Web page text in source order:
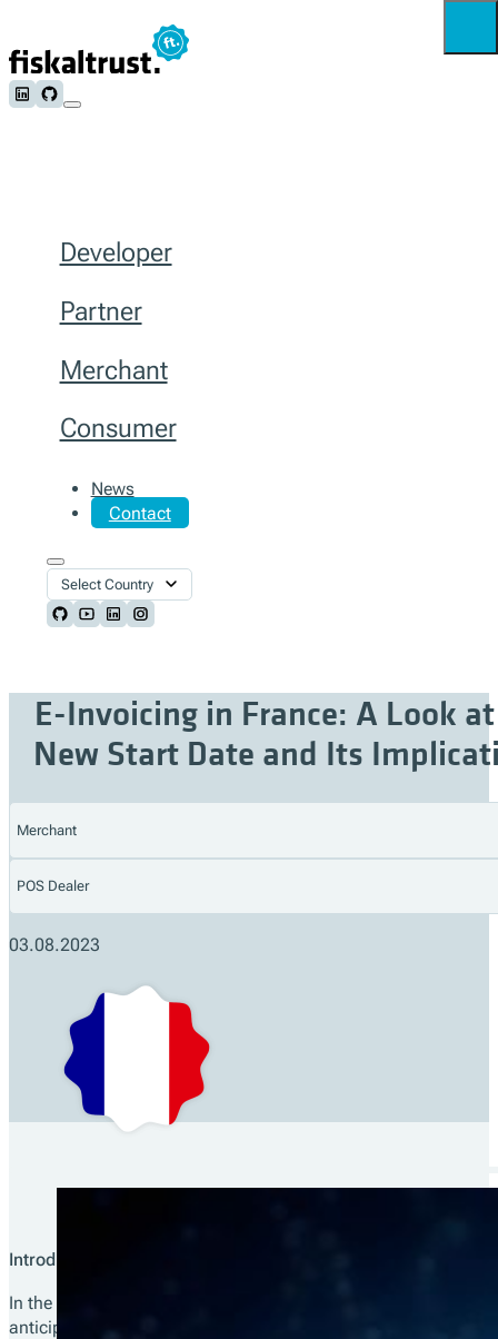
Follow us on LinkedIn
Follow us on Github
Developer
Partner
Merchant
Consumer
News
Contact
Select Country
Follow us on Github
Follow us on Youtube
Follow us on LinkedIn
Follow us on Instagram
E-Invoicing in France: A Look
New Start Date and Its
Merchant
POS Dealer
03.08.2023
Introduction:
In the ever-evolving landscape of fiscal reform and
anticipation in France. The initial plan to introduce e-